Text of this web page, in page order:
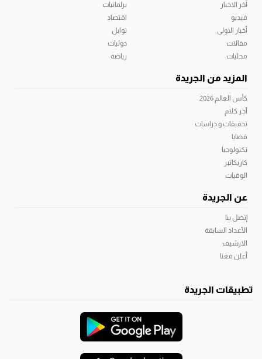
آخر الاخبار
فيديو
أخبار الاولى
مقالات
محليات
برلمانيات
اقتصاد
توابل
دوليات
رياضة
المزيد من الجريدة
كأس العالم 2026
آخر كلام
تحقيقات و دراسات
قضايا
تكنولوجيا
كاريكاتير
الوفيات
عن الجريدة
إتصل بنا
الأعداد السابقة
الارشيف
أعلن معنا
تطبيقات الجريدة